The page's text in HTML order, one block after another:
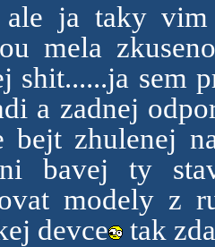
ale ja taky
mela
shit......ja sem
a zadnej
bejt zhulenej
bavej ty
modely z
devce tak